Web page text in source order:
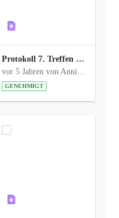
Protokoll 7. Treffen 20150308 AG Bismarckplatz.pdf
vor 5 Jahren von Anni Schlumberger
GENEHMIGT